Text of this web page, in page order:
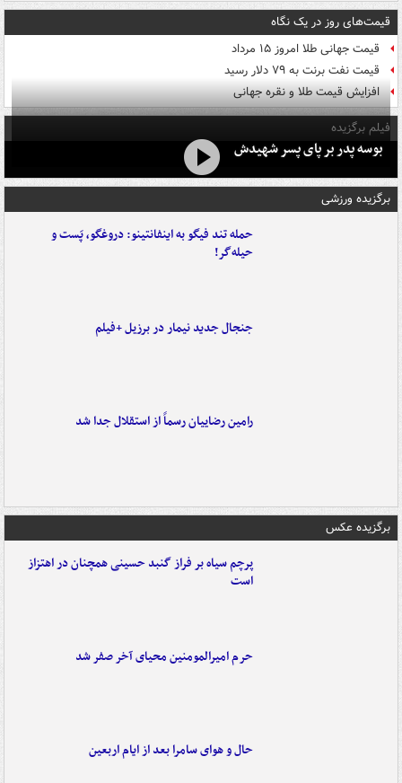
قیمت‌های روز در یک نگاه
قیمت جهانی طلا امروز ۱۵ مرداد
قیمت نفت برنت به ۷۹ دلار رسید
افزایش قیمت طلا و نقره جهانی
فیلم برگزیده
بوسه‌ پدر بر پای پسر شهیدش
برگزیده ورزشی
حمله تند فیگو به اینفانتینو: دروغگو، پَست‌ و
حیله‌گر!
جنجال جدید نیمار در برزیل +فیلم
رامین رضاییان رسماً از استقلال جدا شد
برگزیده عکس
پرچم سیاه بر فراز گنبد حسینی همچنان در اهتزاز
است
حرم امیرالمومنین محیای آخر صفر شد
حال و هوای سامرا بعد از ایام اربعین